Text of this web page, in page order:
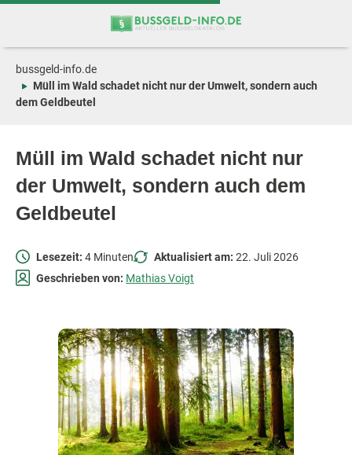
Zum
Zur
Müll im Wald schadet nicht nur
der Umwelt, sondern auch dem
Geldbeutel
bussgeld-info.de
Müll im Wald schadet nicht nur der Umwelt, sondern auch
dem Geldbeutel
Lesezeit: 4 Minuten Aktualisiert am: 22. Juli 2026
Geschrieben von: Mathias Voigt